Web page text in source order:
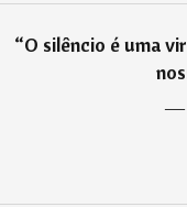
“O silêncio é uma
―